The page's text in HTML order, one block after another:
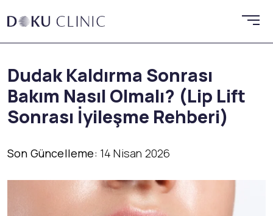
Dudak Kaldırma Sonrası
Bakım Nasıl Olmalı? (Lip Lift
Sonrası İyileşme Rehberi)
Son Güncelleme: 14 Nisan 2026